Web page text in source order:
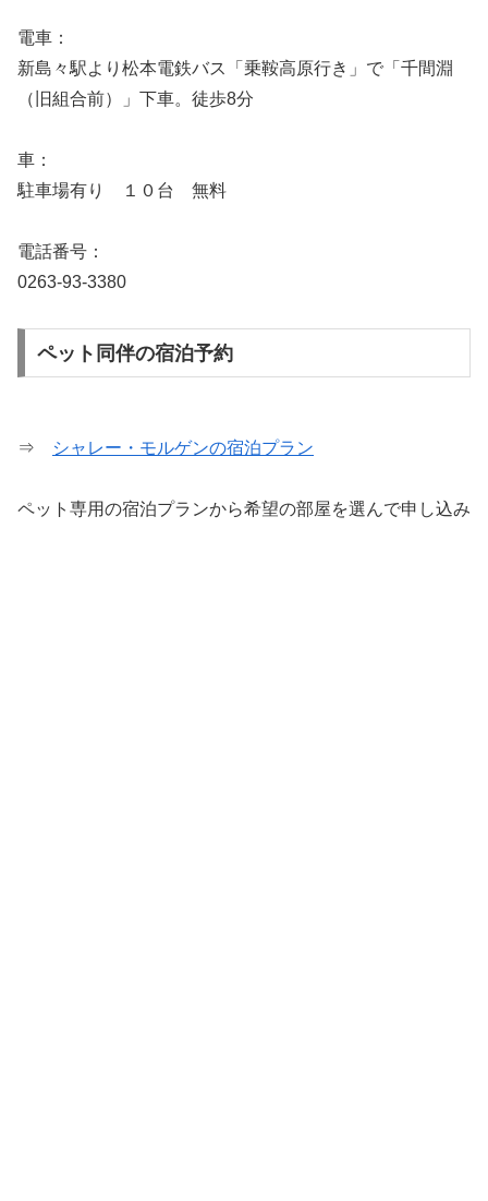
電車：
新島々駅より松本電鉄バス「乗鞍高原行き」で「千間淵
（旧組合前）」下車。徒歩8分
車：
駐車場有り １０台 無料
電話番号：
0263-93-3380
ペット同伴の宿泊予約
⇒ シャレー・モルゲンの宿泊プラン
ペット専用の宿泊プランから希望の部屋を選んで申し込み